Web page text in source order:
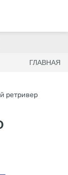
ГЛАВНАЯ
ретривер